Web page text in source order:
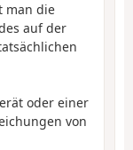
man die
auf der
oder einer
von